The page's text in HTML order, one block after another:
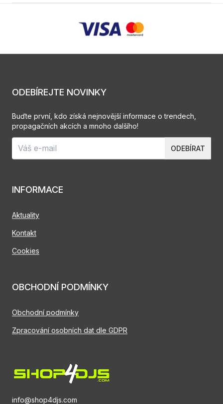
info@shop4djs.com
INFORMACE
Aktuality
Kontakt
Cookies
OBCHODNÍ PODMÍNKY
Obchodní podmínky
Zpracování osobních dat dle GDPR
ODEBÍREJTE NOVINKY
Buďte první, kdo získá nejnovější informace o trendech,
propagačních akcích a mnoho dalšího!
ODEBÍRAT